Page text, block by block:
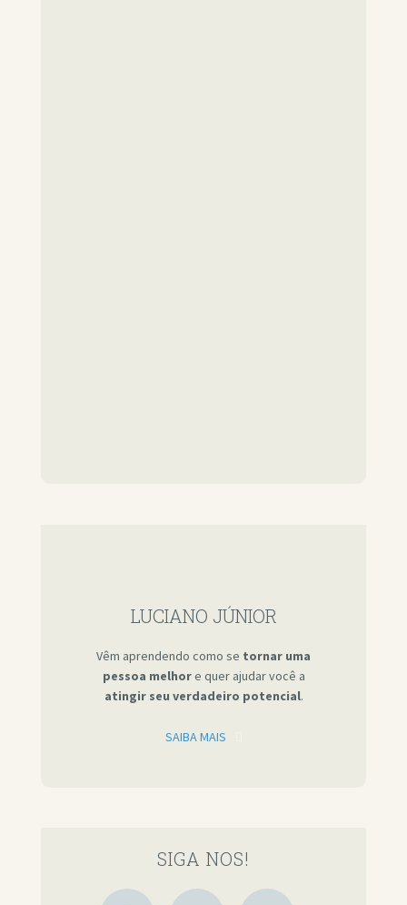
LUCIANO JÚNIOR
Vêm aprendendo como se tornar uma
pessoa melhore quer ajudar você a
atingir seu verdadeiro potencial.
SAIBA MAIS
SIGA NOS!